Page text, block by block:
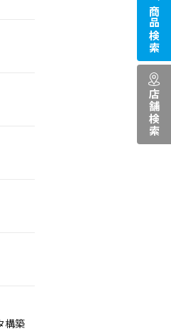
構築
商品検索
店舗検索